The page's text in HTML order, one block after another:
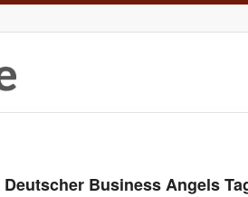
Deutscher Business Angels